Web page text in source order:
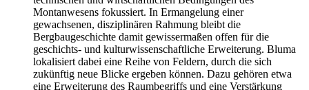
Montanwesens fokussiert. In Ermangelung einer
gewachsenen, disziplinären Rahmung bleibt die
Bergbaugeschichte damit gewissermaßen offen für die
geschichts- und kulturwissenschaftliche Erweiterung. Bluma
lokalisiert dabei eine Reihe von Feldern, durch die sich
zukünftig neue Blicke ergeben können. Dazu gehören etwa
eine Erweiterung des Raumbegriffs und eine Verstärkung